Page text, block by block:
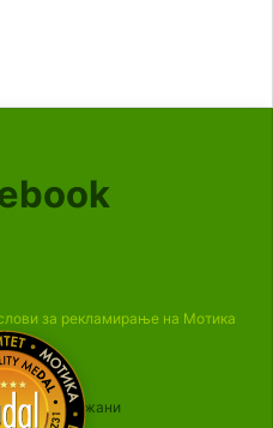
за рекламирање на Мотика
се задржани